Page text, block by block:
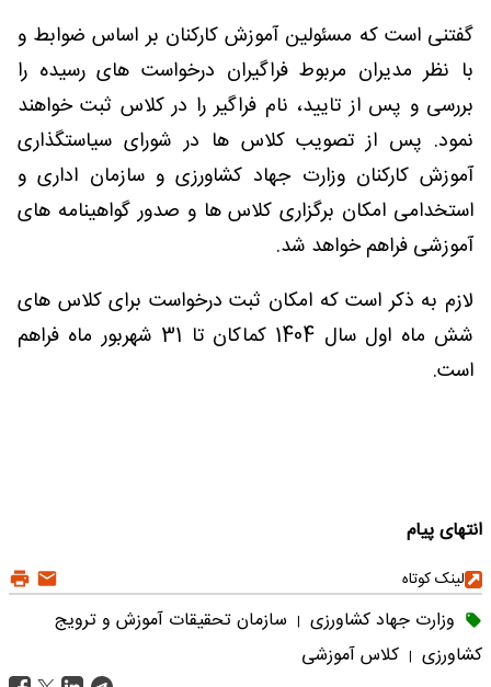
گفتنی است که مسئولین آموزش کارکنان بر اساس ضوابط و
با نظر مدیران مربوط فراگیران درخواست های رسیده را
بررسی و پس از تایید، نام فراگیر را در کلاس ثبت خواهند
نمود. پس از تصویب کلاس ها در شورای سیاستگذاری
آموزش کارکنان وزارت جهاد کشاورزی و سازمان اداری و
استخدامی امکان برگزاری کلاس ها و صدور گواهینامه های
آموزشی فراهم خواهد شد.
لازم به ذکر است که امکان ثبت درخواست برای کلاس های
شش ماه اول سال 1404 کماکان تا 31 شهربور ماه فراهم
است.
انتهای پیام
لینک کوتاه
وزارت جهاد کشاورزی | سازمان تحقیقات آموزش و ترویج
کشاورزی | کلاس آموزشی